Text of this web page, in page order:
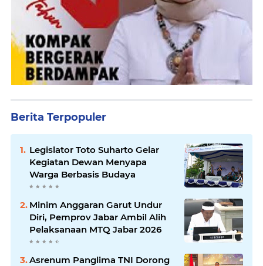
Berita Terpopuler
Legislator Toto Suharto Gelar
Kegiatan Dewan Menyapa
Warga Berbasis Budaya
Minim Anggaran Garut Undur
Diri, Pemprov Jabar Ambil Alih
Pelaksanaan MTQ Jabar 2026
Asrenum Panglima TNI Dorong